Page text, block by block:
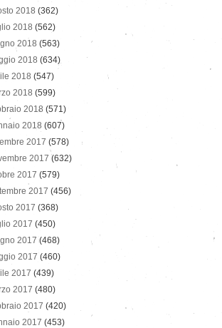
2018 (362)
2018 (562)
2018 (563)
2018 (634)
2018 (547)
2018 (599)
2018 (571)
2018 (607)
2017 (578)
2017 (632)
2017 (579)
2017 (456)
2017 (368)
2017 (450)
2017 (468)
2017 (460)
2017 (439)
2017 (480)
2017 (420)
2017 (453)